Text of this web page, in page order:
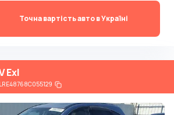
Точна вартість авто в Україні
Exl